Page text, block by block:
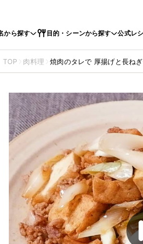
から探す 目的・シーンから探す 公式レ
TOP 肉料理 焼肉のタレで 厚揚げと長ね